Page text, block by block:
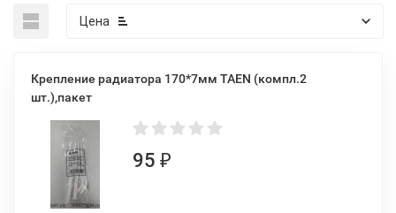
Цена
Крепление радиатора 170*7мм TAEN (компл.2
шт.),пакет
95 ₽